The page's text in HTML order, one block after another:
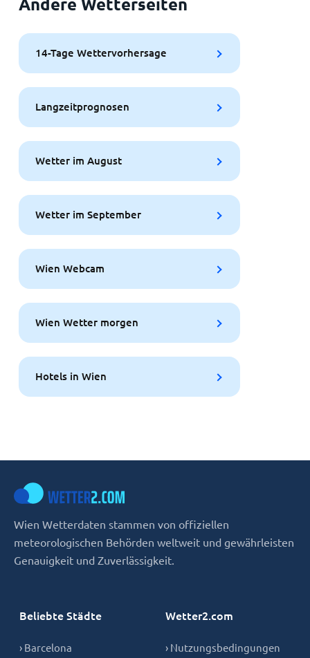
14-Tage Wettervorhersage
Langzeitprognosen
Wetter im August
Wetter im September
Wien Webcam
Wien Wetter morgen
Hotels in Wien
Wien Wetterdaten stammen von offiziellen
meteorologischen Behörden weltweit und gewährleisten
Genauigkeit und Zuverlässigkeit.
Beliebte Städte
› Barcelona
Wetter2.com
› Nutzungsbedingungen